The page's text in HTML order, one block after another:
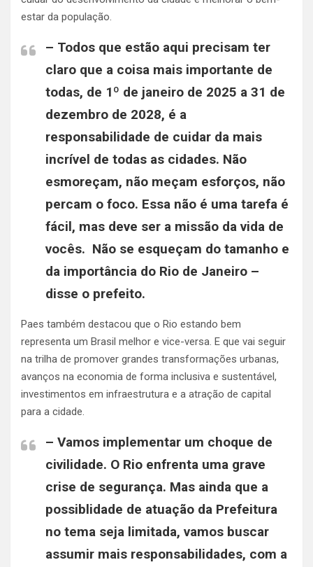
estar da população.
– Todos que estão aqui precisam ter
claro que a coisa mais importante de
todas, de 1º de janeiro de 2025 a 31 de
dezembro de 2028, é a
responsabilidade de cuidar da mais
incrível de todas as cidades. Não
esmoreçam, não meçam esforços, não
percam o foco. Essa não é uma tarefa é
fácil, mas deve ser a missão da vida de
vocês. Não se esqueçam do tamanho e
da importância do Rio de Janeiro –
disse o prefeito.
Paes também destacou que o Rio estando bem
representa um Brasil melhor e vice-versa. E que vai seguir
na trilha de promover grandes transformações urbanas,
avanços na economia de forma inclusiva e sustentável,
investimentos em infraestrutura e a atração de capital
para a cidade.
– Vamos implementar um choque de
civilidade. O Rio enfrenta uma grave
crise de segurança. Mas ainda que a
possiblidade de atuação da Prefeitura
no tema seja limitada, vamos buscar
assumir mais responsabilidades, com a